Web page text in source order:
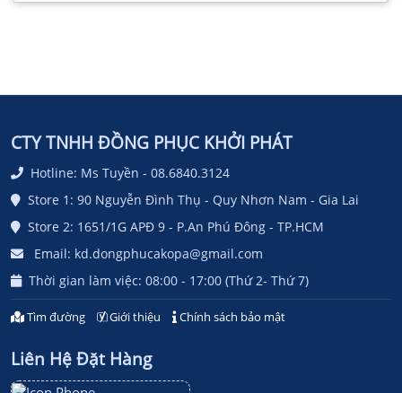
CTY TNHH ĐỒNG PHỤC KHỞI PHÁT
Hotline: Ms Tuyền - 08.6840.3124
Store 1: 90 Nguyễn Đình Thụ - Quy Nhơn Nam - Gia Lai
Store 2: 1651/1G APĐ 9 - P.An Phú Đông - TP.HCM
Email: kd.dongphucakopa@gmail.com
Thời gian làm việc: 08:00 - 17:00 (Thứ 2- Thứ 7)
Tìm đường Giới thiệu Chính sách bảo mật
Liên Hệ Đặt Hàng